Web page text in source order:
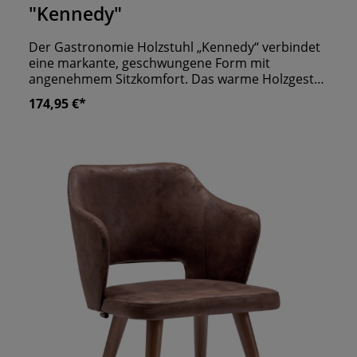
"Kennedy"
Der Gastronomie Holzstuhl „Kennedy“ verbindet
eine markante, geschwungene Form mit
angenehmem Sitzkomfort. Das warme Holzgestell
verleiht Restaurants, Cafés, Bars und Bistros eine
hochwertige, einladende Ausstrahlung, während
ist die umlaufende Rücken- und Armlehne. Sie
gibt dem Stuhl seinen besonderen Look, bietet
Gästen zugleich eine angenehme seitliche
Unterstützung und macht ihn zu einer stilvollen
Alternative zu klassischen Holzstühlen. Das
offene Design wirkt trotz der komfortablen
Armlehnen leicht und sorgt für eine elegante
Atmosphäre am Tisch. Der „Kennedy“ eignet sich
für gastronomische Konzepte, die Wert auf
individuelle Einrichtung und einen spürbaren
Qualitätsanspruch legen. Ob als einzelner
Akzentstuhl im Restaurant, für kleinere
Tischgruppen im Café oder in einer stilvollen Bar:
174,95 €*